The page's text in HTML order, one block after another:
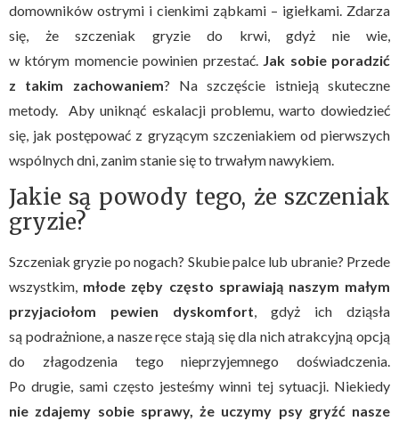
domowników ostrymi i cienkimi ząbkami – igiełkami. Zdarza
się, że szczeniak gryzie do krwi, gdyż nie wie,
w którym momencie powinien przestać. Jak sobie poradzić
z takim zachowaniem? Na szczęście istnieją skuteczne
metody. Aby uniknąć eskalacji problemu, warto dowiedzieć
się, jak postępować z gryzącym szczeniakiem od pierwszych
wspólnych dni, zanim stanie się to trwałym nawykiem.
Jakie są powody tego, że szczeniak
gryzie?
Szczeniak gryzie po nogach? Skubie palce lub ubranie? Przede
wszystkim, młode zęby często sprawiają naszym małym
przyjaciołom pewien dyskomfort, gdyż ich dziąsła
są podrażnione, a nasze ręce stają się dla nich atrakcyjną opcją
do złagodzenia tego nieprzyjemnego doświadczenia.
Po drugie, sami często jesteśmy winni tej sytuacji. Niekiedy
nie zdajemy sobie sprawy, że uczymy psy gryźć nasze